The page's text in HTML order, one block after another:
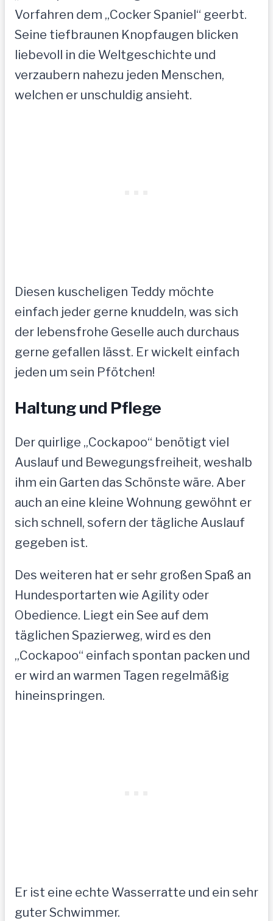
Vorfahren dem „Cocker Spaniel“ geerbt.
Seine tiefbraunen Knopfaugen blicken
liebevoll in die Weltgeschichte und
verzaubern nahezu jeden Menschen,
welchen er unschuldig ansieht.
Diesen kuscheligen Teddy möchte
einfach jeder gerne knuddeln, was sich
der lebensfrohe Geselle auch durchaus
gerne gefallen lässt. Er wickelt einfach
jeden um sein Pfötchen!
Haltung und Pflege
Der quirlige „Cockapoo“ benötigt viel
Auslauf und Bewegungsfreiheit, weshalb
ihm ein Garten das Schönste wäre. Aber
auch an eine kleine Wohnung gewöhnt er
sich schnell, sofern der tägliche Auslauf
gegeben ist.
Des weiteren hat er sehr großen Spaß an
Hundesportarten wie Agility oder
Obedience. Liegt ein See auf dem
täglichen Spazierweg, wird es den
„Cockapoo“ einfach spontan packen und
er wird an warmen Tagen regelmäßig
hineinspringen.
Er ist eine echte Wasserratte und ein sehr
guter Schwimmer.